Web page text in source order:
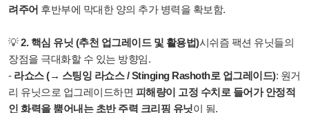
려주어 후반부에 막대한 양의 추가 병력을 확보함.
💡2. 핵심 유닛 (추천 업그레이드 및 활용법)시쉬즘 팩션 유닛들의
장점을 극대화할 수 있는 방향임.
- 라쇼스 (→ 스팅잉 라쇼스 / Stinging Rashoth로 업그레이드): 원거
리 유닛으로 업그레이드하면 피해량이 고정 수치로 들어가 안정적
인 화력을 뿜어내는 초반 주력 크리핑 유닛이 됨.